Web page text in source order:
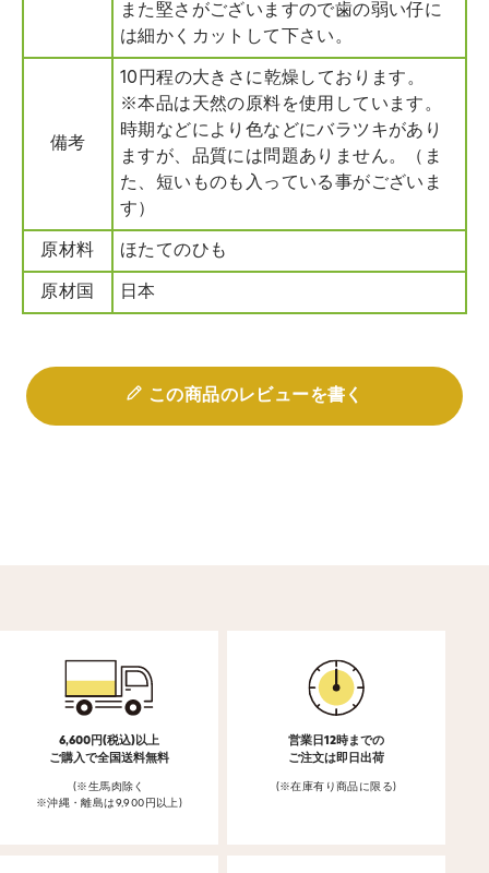
また堅さがございますので歯の弱い仔に
は細かくカットして下さい。
備考
10円程の大きさに乾燥しております。
※本品は天然の原料を使用しています。
時期などにより色などにバラツキがあり
ますが、品質には問題ありません。（ま
た、短いものも入っている事がございま
す）
原材料 ほたてのひも
原材国 日本
この商品のレビューを書く
6,600円(税込)以上
ご購入で全国送料無料
(※生馬肉除く
※沖縄・離島は9,900円以上)
営業日12時までの
ご注文は即日出荷
(※在庫有り商品に限る)